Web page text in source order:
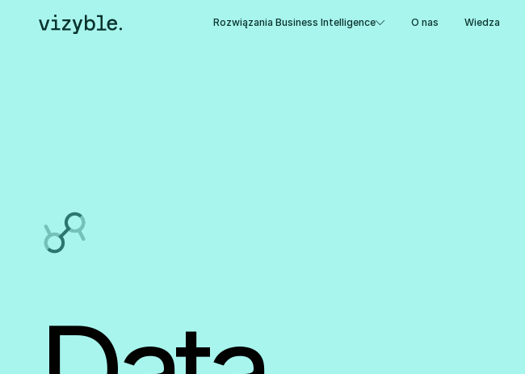
Rozwiązania Business Intelligence O nas Wiedza